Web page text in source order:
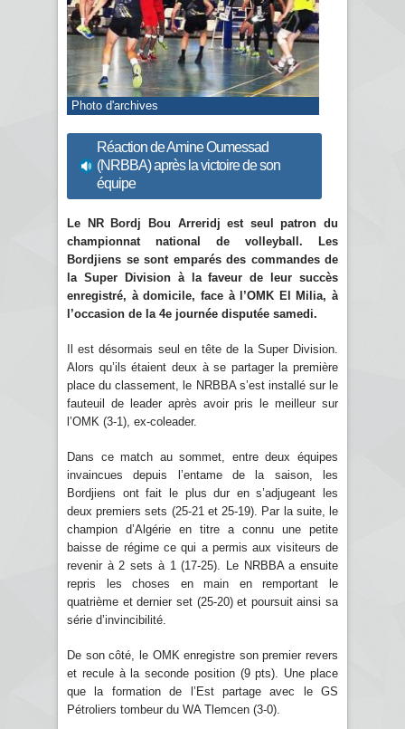
Photo d'archives
Réaction de Amine Oumessad
(NRBBA) après la victoire de son
équipe
Le NR Bordj Bou Arreridj est seul patron du
championnat national de volleyball. Les
Bordjiens se sont emparés des commandes de
la Super Division à la faveur de leur succès
enregistré, à domicile, face à l’OMK El Milia, à
l’occasion de la 4e journée disputée samedi.
Il est désormais seul en tête de la Super Division.
Alors qu’ils étaient deux à se partager la première
place du classement, le NRBBA s’est installé sur le
fauteuil de leader après avoir pris le meilleur sur
l’OMK (3-1), ex-coleader.
Dans ce match au sommet, entre deux équipes
invaincues depuis l’entame de la saison, les
Bordjiens ont fait le plus dur en s’adjugeant les
deux premiers sets (25-21 et 25-19). Par la suite, le
champion d’Algérie en titre a connu une petite
baisse de régime ce qui a permis aux visiteurs de
revenir à 2 sets à 1 (17-25). Le NRBBA a ensuite
repris les choses en main en remportant le
quatrième et dernier set (25-20) et poursuit ainsi sa
série d’invincibilité.
De son côté, le OMK enregistre son premier revers
et recule à la seconde position (9 pts). Une place
que la formation de l’Est partage avec le GS
Pétroliers tombeur du WA Tlemcen (3-0).